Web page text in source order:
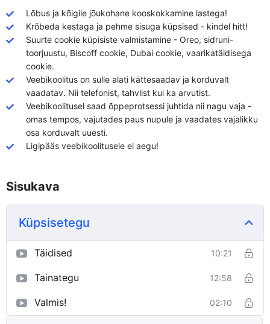
Lõbus ja kõigile jõukohane kooskokkamine lastega!
Krõbeda kestaga ja pehme sisuga küpsised - kindel hitt!
Suurte cookie küpisiste valmistamine - Oreo, sidruni-
toorjuustu, Biscoff cookie, Dubai cookie, vaarikatäidisega
cookie.
Veebikoolitus on sulle alati kättesaadav ja korduvalt
vaadatav. Nii telefonist, tahvlist kui ka arvutist.
Veebikoolitusel saad õppeprotsessi juhtida nii nagu vaja -
omas tempos, vajutades paus nupule ja vaadates vajalikku
osa korduvalt uuesti.
Ligipääs veebikoolitusele ei aegu!
Sisukava
Küpsisetegu
Täidised 10:21
Tainategu 12:58
Valmis! 02:10